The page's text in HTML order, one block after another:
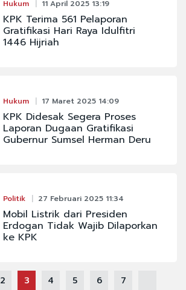
Hukum 11 April 2025 13:19
KPK Terima 561 Pelaporan
Gratifikasi Hari Raya Idulfitri
1446 Hijriah
Hukum 17 Maret 2025 14:09
KPK Didesak Segera Proses
Laporan Dugaan Gratifikasi
Gubernur Sumsel Herman Deru
Politik 27 Februari 2025 11:34
Mobil Listrik dari Presiden
Erdogan Tidak Wajib Dilaporkan
ke KPK
2 3 4 5 6 7